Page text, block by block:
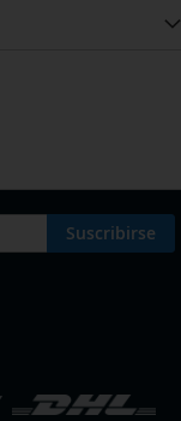
Suscribirse